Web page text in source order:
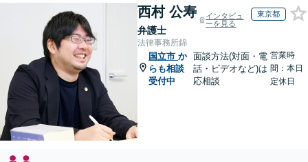
西村 公寿
弁護士
インタビュ
ーを見る
東京都
法律事務所錦
国立市 か
らも相談
受付中
面談方法(対面・電
話・ビデオなど)は
応相談
営業時
間：本日
定休日